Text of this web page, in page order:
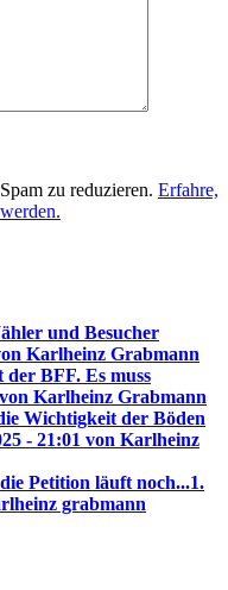
zu reduzieren. Erfahre,
und Besucher
Karlheinz Grabmann
der BFF. Es muss
Karlheinz Grabmann
Wichtigkeit der Böden
- 21:01 von Karlheinz
Petition läuft noch...1.
grabmann